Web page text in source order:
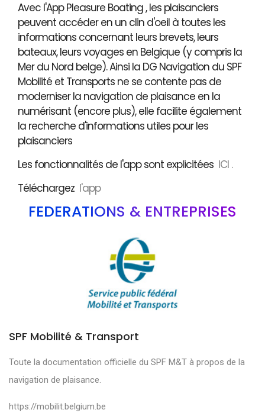
Avec l'App Pleasure Boating , les plaisanciers
peuvent accéder en un clin d'oeil à toutes les
informations concernant leurs brevets, leurs
bateaux, leurs voyages en Belgique (y compris la
Mer du Nord belge). Ainsi la DG Navigation du SPF
Mobilité et Transports ne se contente pas de
moderniser la navigation de plaisance en la
numérisant (encore plus), elle facilite également
la recherche d'informations utiles pour les
plaisanciers
Les fonctionnalités de l'app sont explicitées ICI .
Téléchargez l'app
SPF Mobilité & Transport
Toute la documentation officielle du SPF M&T à propos de la
navigation de plaisance.
https://mobilit.belgium.be
FÉDÉRATIONS & ENTREPRISES